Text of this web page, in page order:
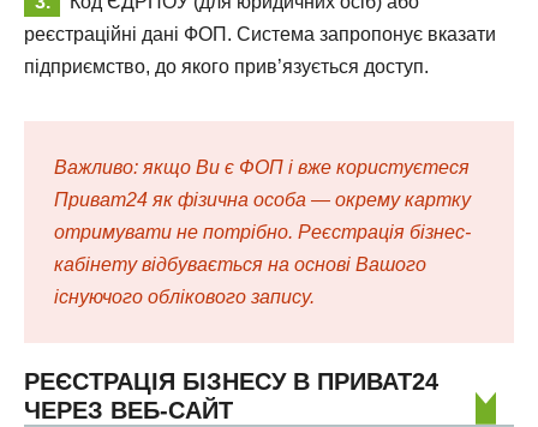
реєстраційні дані ФОП. Система запропонує вказати
підприємство, до якого прив’язується доступ.
Важливо: якщо Ви є ФОП і вже користуєтеся
Приват24 як фізична особа — окрему картку
отримувати не потрібно. Реєстрація бізнес-
кабінету відбувається на основі Вашого
існуючого облікового запису.
РЕЄСТРАЦІЯ БІЗНЕСУ В ПРИВАТ24
ЧЕРЕЗ ВЕБ-САЙТ